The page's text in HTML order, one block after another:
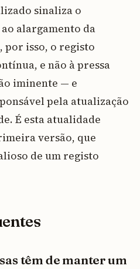
sinaliza o
alargamento da
por isso, o registo
e não à pressa
iminente — e
pela atualização
É esta atualidade
versão, que
de um registo
têm de manter um